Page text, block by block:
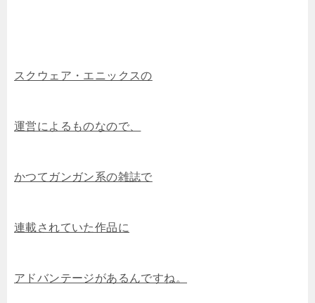
スクウェア・エニックスの
運営によるものなので、
かつてガンガン系の雑誌で
連載されていた作品に
アドバンテージがあるんですね。